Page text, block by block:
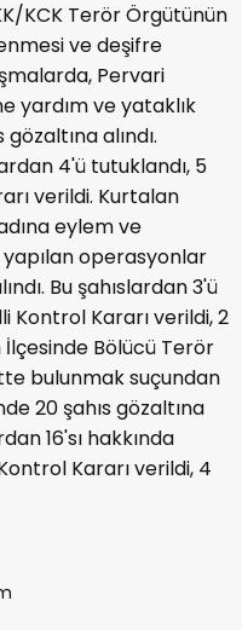
KCK Terör Örgütünün
ve deşifre
Pervari
yardım ve yataklık
alındı.
4'ü tutuklandı, 5
verildi. Kurtalan
eylem ve
operasyonlar
Bu şahıslardan 3'ü
Kontrol Kararı verildi, 2
İlçesinde Bölücü Terör
bulunmak suçundan
20 şahıs gözaltına
16'sı hakkında
Kontrol Kararı verildi, 4